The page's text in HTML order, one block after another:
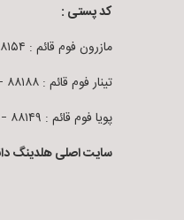
کد پستی :
مازرون فوم قائم : ۸۸۱۵۴ – ۴۷۸۳۱
تینار فوم قائم : ۸۸۱۸۸ – ۴۷۸۳۱
پویا فوم قائم : ۸۸۱۴۹ – ۴۷۸۳۱
سایت اصلی هلدینگ